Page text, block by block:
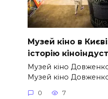
Музей кіно в
історію
Музей кіно
Музей кіно
0 7